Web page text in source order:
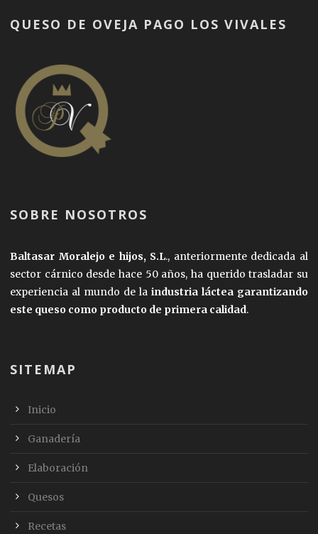
QUESO DE OVEJA PAGO LOS VIVALES
SOBRE NOSOTROS
Baltasar Moralejo e hijos, S.L., anteriormente dedicada al
sector cárnico desde hace 50 años, ha querido trasladar su
experiencia al mundo de la industria láctea garantizando
este queso como producto de primera calidad.
SITEMAP
Inicio
Ganadería
Elaboración
Quesos
Recetas